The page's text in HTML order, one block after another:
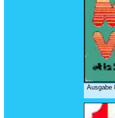
Ausgabe